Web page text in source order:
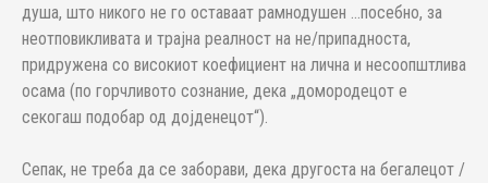
душа, што никого не го оставаат рамнодушен …посебно, за
неотповикливата и трајна реалност на не/припадноста,
придружена со високиот коефициент на лична и несоопштлива
осама (по горчливото сознание, дека „домородецот е
секогаш подобар од дојденецот“).
Сепак, не треба да се заборави, дека другоста на бегалецот /